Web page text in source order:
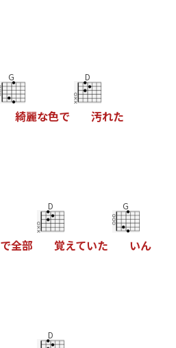
G
綺麗な色で
D
汚れた
で全部
D
覚えていた
G
いん
D